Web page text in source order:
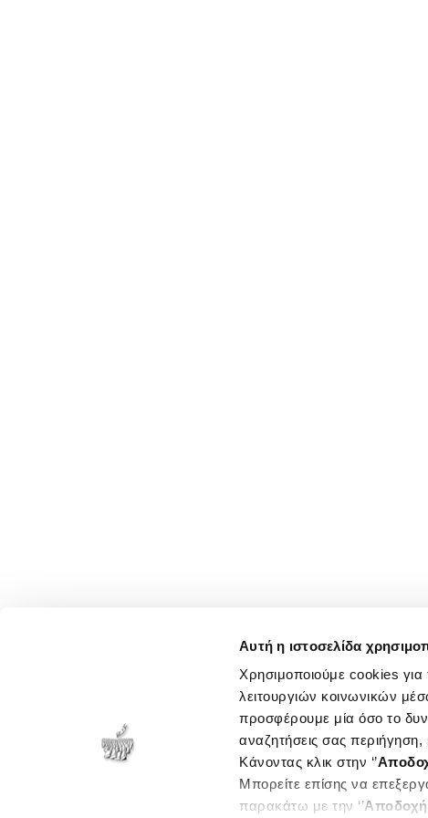
Αυτή η ιστοσελίδα
Χρησιμοποιούμε cookies
λειτουργιών κοινωνικών
προσφέρουμε μία όσο το
αναζητήσεις σας περιήγηση,
Κάνοντας κλικ στην ‘’
Μπορείτε επίσης να
παρακάτω με την ‘’